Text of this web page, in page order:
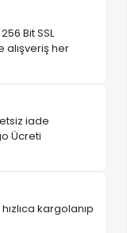
Bit SSL
alışveriş her
iade
Ücreti
kargolanıp